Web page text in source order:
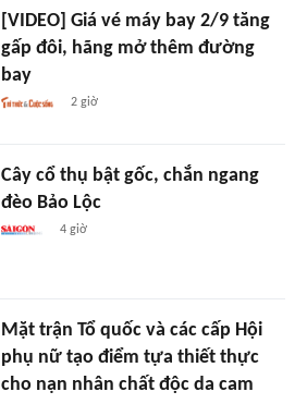
[VIDEO] Giá vé máy bay 2/9 tăng
gấp đôi, hãng mở thêm đường
bay
2 giờ
Cây cổ thụ bật gốc, chắn ngang
đèo Bảo Lộc
4 giờ
Mặt trận Tổ quốc và các cấp Hội
phụ nữ tạo điểm tựa thiết thực
cho nạn nhân chất độc da cam